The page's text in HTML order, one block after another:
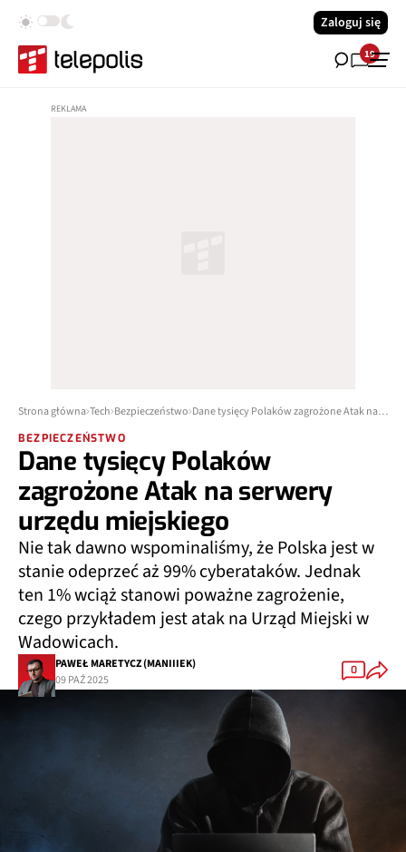
Zaloguj się
19
Strona główna Tech Bezpieczeństwo Dane tysięcy Polaków zagrożone Atak na serwery urzędu miejskiego
BEZPIECZEŃSTWO
Dane tysięcy Polaków
zagrożone Atak na serwery
urzędu miejskiego
Nie tak dawno wspominaliśmy, że Polska jest w
stanie odeprzeć aż 99% cyberataków. Jednak
ten 1% wciąż stanowi poważne zagrożenie,
czego przykładem jest atak na Urząd Miejski w
Wadowicach.
PAWEŁ MARETYCZ (MANIIIEK)
09 PAŹ 2025
0